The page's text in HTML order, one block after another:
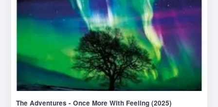
The Adventures - Once More With Feeling (2025)